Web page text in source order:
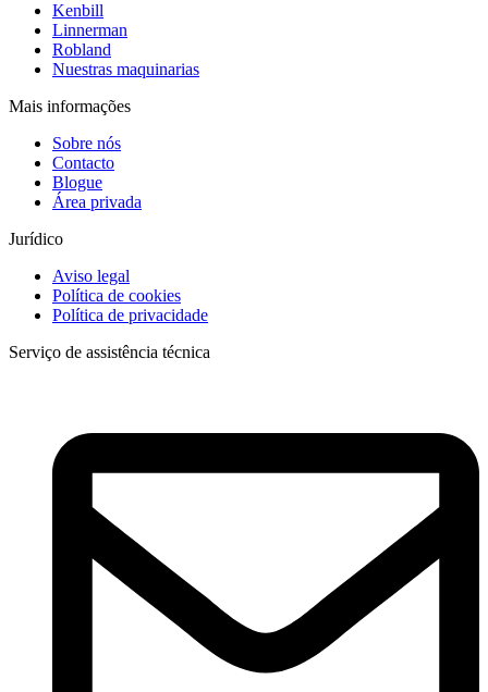
Kenbill
Linnerman
Robland
Nuestras maquinarias
Mais informações
Sobre nós
Contacto
Blogue
Área privada
Jurídico
Aviso legal
Política de cookies
Política de privacidade
Serviço de assistência técnica